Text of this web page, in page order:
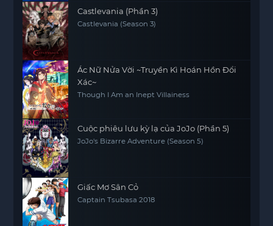
Castlevania (Phần 3)
Castlevania (Season 3)
Ác Nữ Nửa Vời ~Truyền Kì Hoán Hồn Đổi
Xác~
Though I Am an Inept Villainess
Cuộc phiêu lưu kỳ lạ của JoJo (Phần 5)
JoJo's Bizarre Adventure (Season 5)
Giấc Mơ Sân Cỏ
Captain Tsubasa 2018